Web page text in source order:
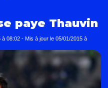
paye Thauvin
à 08:02 - Mis à jour le 05/01/2015 à